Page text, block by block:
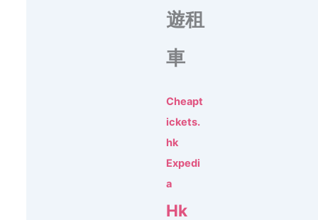
遊租
車
Cheapt
ickets.
hk
Expedi
a
Hk